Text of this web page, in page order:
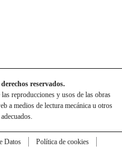
reservados.
reproducciones y usos de las obras
a medios de lectura mecánica u otros
Datos
Política de cookies